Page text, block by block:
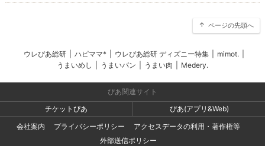
ページの先頭へ
ウレぴあ総研 ハピママ* ウレぴあ総研 ディズニー特集 mimot.
うまいめし
うまいパン うまい肉 Medery.
ぴあ関連サイト
チケットぴあ
ぴあ(アプリ&Web)
会社案内
プライバシーポリシー
アクセスデータの利用・著作権等
外部送信ポリシー